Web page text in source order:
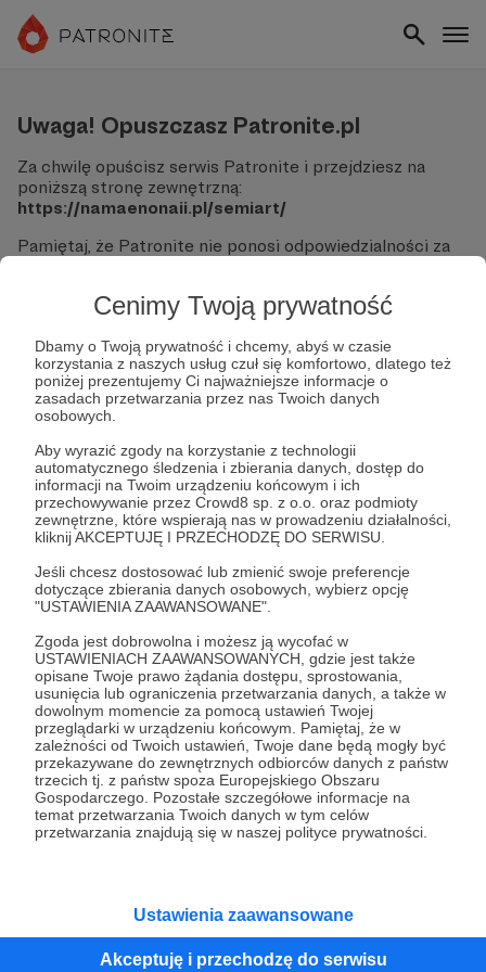
Cenimy Twoją prywatność
Dbamy o Twoją prywatność i chcemy, abyś w czasie
korzystania z naszych usług czuł się komfortowo, dlatego też
poniżej prezentujemy Ci najważniejsze informacje o
zasadach przetwarzania przez nas Twoich danych
osobowych.
Aby wyrazić zgody na korzystanie z technologii
automatycznego śledzenia i zbierania danych, dostęp do
informacji na Twoim urządzeniu końcowym i ich
przechowywanie przez Crowd8 sp. z o.o. oraz podmioty
zewnętrzne, które wspierają nas w prowadzeniu działalności,
kliknij AKCEPTUJĘ I PRZECHODZĘ DO SERWISU.
Jeśli chcesz dostosować lub zmienić swoje preferencje
dotyczące zbierania danych osobowych, wybierz opcję
"USTAWIENIA ZAAWANSOWANE".
Zgoda jest dobrowolna i możesz ją wycofać w
USTAWIENIACH ZAAWANSOWANYCH, gdzie jest także
opisane Twoje prawo żądania dostępu, sprostowania,
usunięcia lub ograniczenia przetwarzania danych, a także w
dowolnym momencie za pomocą ustawień Twojej
przeglądarki w urządzeniu końcowym. Pamiętaj, że w
zależności od Twoich ustawień, Twoje dane będą mogły być
przekazywane do zewnętrznych odbiorców danych z państw
trzecich tj. z państw spoza Europejskiego Obszaru
Gospodarczego. Pozostałe szczegółowe informacje na
temat przetwarzania Twoich danych w tym celów
przetwarzania znajdują się w naszej polityce prywatności.
Ustawienia zaawansowane
Akceptuję i przechodzę do serwisu
Uwaga! Opuszczasz Patronite.pl
Za chwilę opuścisz serwis Patronite i przejdziesz na
poniższą stronę zewnętrzną:
https://namaenonaii.pl/semiart/
Pamiętaj, że Patronite nie ponosi odpowiedzialności za
Nie podawaj swoich danych logowania ani informacji
finansowych na podjerzanych stronach.
Sprawdź dokładnie adres URL, zanim klikniesz przycisk
"Tak, przejdź do strony".
Jeśli masz wątpliwości, wróć do Patronite i zweryfikuj
link.
Czy na pewno chcesz kontynuować?
Tak, przejdź do strony
Kategorie
O Patronite
Dodatkowe produkty
Pomoc
RegulaminPolityka prywatnościPatronite Commons
Unia Europejska